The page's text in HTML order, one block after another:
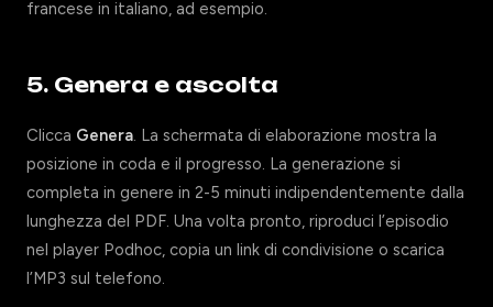
francese in italiano, ad esempio.
5. Genera e ascolta
Clicca Genera. La schermata di elaborazione mostra la
posizione in coda e il progresso. La generazione si
completa in genere in 2-5 minuti indipendentemente dalla
lunghezza del PDF. Una volta pronto, riproduci l’episodio
nel player Podhoc, copia un link di condivisione o scarica
l’MP3 sul telefono.